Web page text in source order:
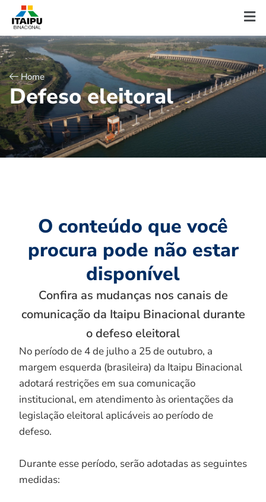
Home
Defeso eleitoral
O conteúdo que você
procura pode não estar
disponível
Confira as mudanças nos canais de
comunicação da Itaipu Binacional durante
o defeso eleitoral
No período de 4 de julho a 25 de outubro, a
margem esquerda (brasileira) da Itaipu Binacional
adotará restrições em sua comunicação
institucional, em atendimento às orientações da
legislação eleitoral aplicáveis ao período de
defeso.
Durante esse período, serão adotadas as seguintes
medidas: